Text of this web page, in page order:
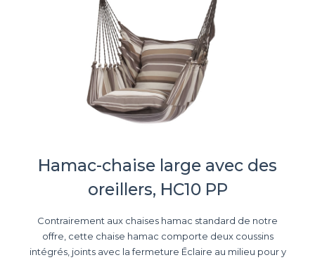
Hamac-chaise large avec des
oreillers, HC10 PP
Contrairement aux chaises hamac standard de notre
offre, cette chaise hamac comporte deux coussins
intégrés, joints avec la fermeture Ēclaire au milieu pour y